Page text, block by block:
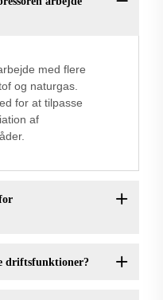
med flere
og naturgas.
for at tilpasse
af
driftsfunktioner?